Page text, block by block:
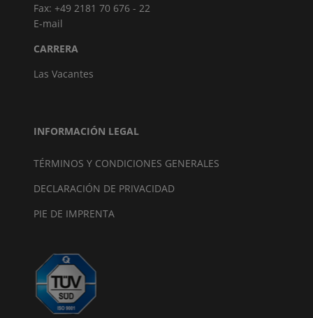
Fax: +49 2181 70 676 - 22
E-mail
CARRERA
Las Vacantes
INFORMACIÓN LEGAL
TÉRMINOS Y CONDICIONES GENERALES
DECLARACIÓN DE PRIVACIDAD
PIE DE IMPRENTA